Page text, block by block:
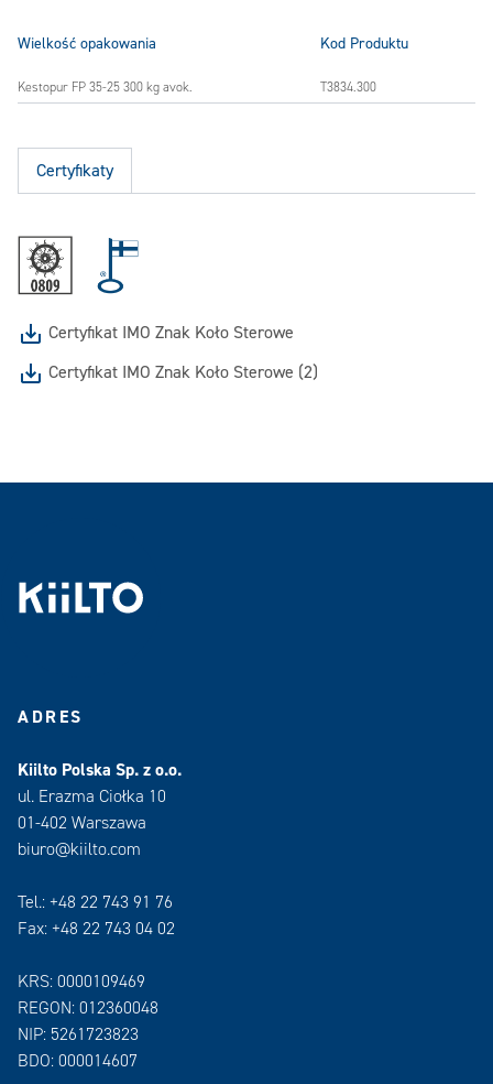
Wielkość opakowania Kod Produktu
Kestopur FP 35-25 300 kg avok. T3834.300
Certyfikaty
Certyfikat IMO Znak Koło Sterowe
Certyfikat IMO Znak Koło Sterowe (2)
ADRES
Kiilto Polska Sp. z o.o.
ul. Erazma Ciołka 10
01-402 Warszawa
biuro@kiilto.com
Tel.: +48 22 743 91 76
Fax: +48 22 743 04 02
KRS: 0000109469
REGON: 012360048
NIP: 5261723823
BDO: 000014607